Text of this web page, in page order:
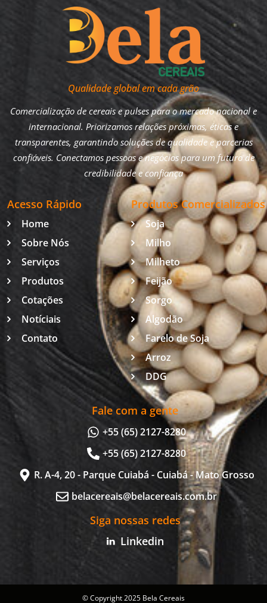
Qualidade global em cada grão
Comercialização de cereais e pulses para o mercado nacional e
internacional. Priorizamos relações próximas, éticas e
transparentes, garantindo soluções de qualidade e parcerias
confiáveis. Conectamos pessoas e negócios para um futuro de
credibilidade e confiança
Acesso Rápido
Home
Sobre Nós
Serviços
Produtos
Cotações
Notíciais
Contato
Produtos Comercializados
Soja
Milho
Milheto
Feijão
Sorgo
Algodão
Farelo de Soja
Arroz
DDG
Fale com a gente
+55 (65) 2127-8280
+55 (65) 2127-8280
R. A-4, 20 - Parque Cuiabá - Cuiabá - Mato Grosso
belacereais@belacereais.com.br
Siga nossas redes
Linkedin
© Copyright 2025 Bela Cereais